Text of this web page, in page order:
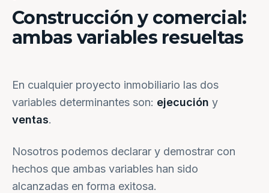
Construcción y comercial:
ambas variables resueltas
En cualquier proyecto inmobiliario las dos
variables determinantes son: ejecución y
ventas.
Nosotros podemos declarar y demostrar con
hechos que ambas variables han sido
alcanzadas en forma exitosa.